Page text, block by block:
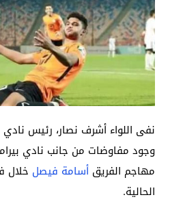
نفى اللواء أشرف نصار، رئيس نادي
وجود مفاوضات من جانب نادي
مهاجم الفريقأسامة فيصل خلال
الحالية.